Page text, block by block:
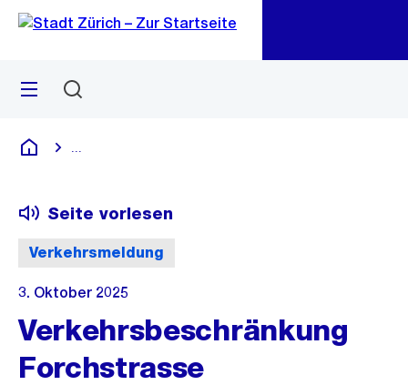
Navigation
Sprunglink
Menü
Deutsch
Verkehrsmeldung
Seite vorlesen
3. Oktober 2025
Verkehrsbeschränkung
Forchstrasse